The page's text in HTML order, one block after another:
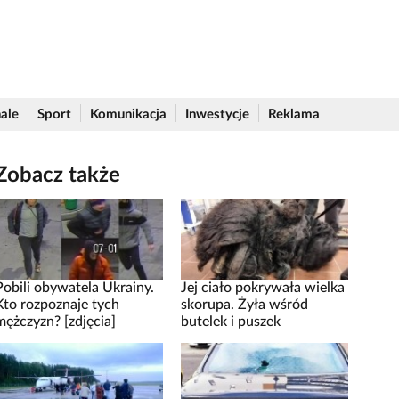
Sport Komunikacja Inwestycje Reklama
także
obywatela Ukrainy.
rozpoznaje tych
[zdjęcia]
Jej ciało pokrywała wielka
skorupa. Żyła wśród
butelek i puszek